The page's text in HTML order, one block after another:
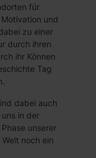
für
und
zu einer
durch ihren
ihr Können
Tag
dabei auch
in der
unserer
noch ein